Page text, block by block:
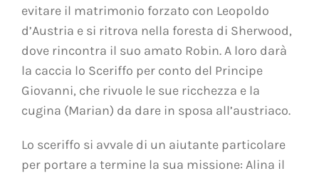
evitare il matrimonio forzato con Leopoldo
d’Austria e si ritrova nella foresta di Sherwood,
dove rincontra il suo amato Robin. A loro darà
la caccia lo Sceriffo per conto del Principe
Giovanni, che rivuole le sue ricchezza e la
cugina (Marian) da dare in sposa all’austriaco.
Lo sceriffo si avvale di un aiutante particolare
per portare a termine la sua missione: Alina il